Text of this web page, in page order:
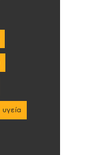
υγεία